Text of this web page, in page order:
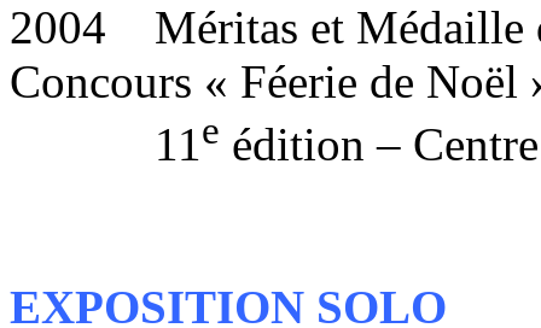
2004 Méritas et Médaille
Concours « Féerie de Noël
11e édition –
EXPOSITION SOLO